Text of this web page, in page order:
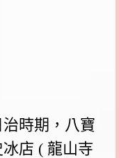
時期，八寶
店 ( 龍山寺